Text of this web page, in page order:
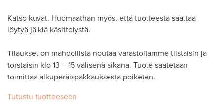
Katso kuvat. Huomaathan myös, että tuotteesta saattaa
löytyä jälkiä käsittelystä.
Tilaukset on mahdollista noutaa varastoltamme tiistaisin ja
torstaisin klo 13 – 15 välisenä aikana. Tuote saatetaan
toimittaa alkuperäispakkauksesta poiketen.
Tutustu tuotteeseen